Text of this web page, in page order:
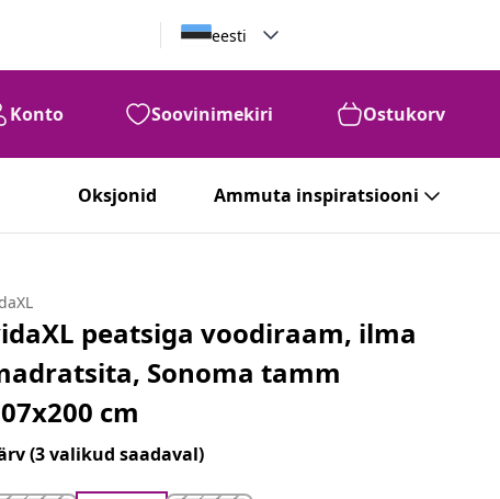
eesti
Konto Soovinimekiri Ostukorv
Oksjonid Ammuta inspiratsiooni
peatsiga voodiraam, ilma
Sonoma tamm
cm
(3 valikud saadaval)